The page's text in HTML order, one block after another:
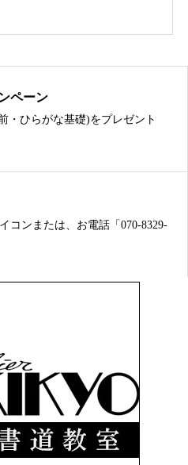
ペーン
・ひらがな基礎)をプレゼント
コンまたは、お電話「070-8329-
を手に入れましょう！